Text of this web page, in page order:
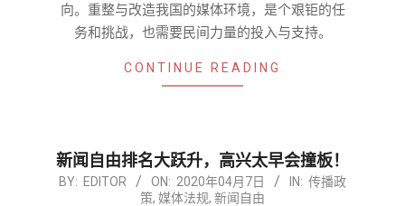
向。重整与改造我国的媒体环境，是个艰钜的任
务和挑战，也需要民间力量的投入与支持。
CONTINUE READING
新闻自由排名大跃升，高兴太早会撞板！
2020-
BY: EDITOR ON: 2020年04月7日 IN: 传播政
策, 媒体法规, 新闻自由